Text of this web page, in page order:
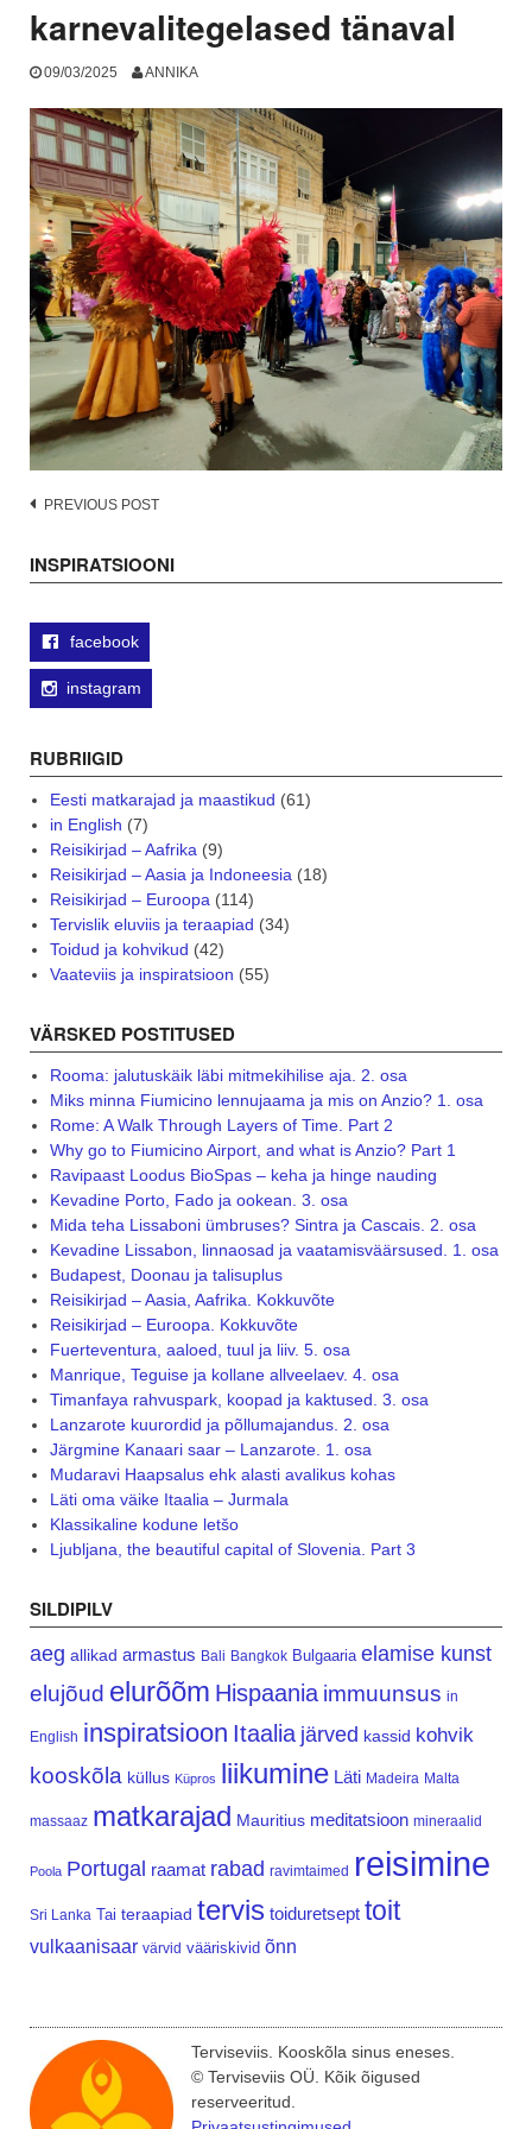
karnevalitegelased tänaval
09/03/2025 ANNIKA
Post
PREVIOUS POST
INSPIRATSIOONI
facebook
instagram
RUBRIIGID
Eesti matkarajad ja maastikud (61)
in English (7)
Reisikirjad – Aafrika (9)
Reisikirjad – Aasia ja Indoneesia (18)
Reisikirjad – Euroopa (114)
Tervislik eluviis ja teraapiad (34)
Toidud ja kohvikud (42)
Vaateviis ja inspiratsioon (55)
VÄRSKED POSTITUSED
Rooma: jalutuskäik läbi mitmekihilise aja. 2. osa
Miks minna Fiumicino lennujaama ja mis on Anzio? 1. osa
Rome: A Walk Through Layers of Time. Part 2
Why go to Fiumicino Airport, and what is Anzio? Part 1
Ravipaast Loodus BioSpas – keha ja hinge nauding
Kevadine Porto, Fado ja ookean. 3. osa
Mida teha Lissaboni ümbruses? Sintra ja Cascais. 2. osa
Kevadine Lissabon, linnaosad ja vaatamisväärsused. 1. osa
Budapest, Doonau ja talisuplus
Reisikirjad – Aasia, Aafrika. Kokkuvõte
Reisikirjad – Euroopa. Kokkuvõte
Fuerteventura, aaloed, tuul ja liiv. 5. osa
Manrique, Teguise ja kollane allveelaev. 4. osa
Timanfaya rahvuspark, koopad ja kaktused. 3. osa
Lanzarote kuurordid ja põllumajandus. 2. osa
Järgmine Kanaari saar – Lanzarote. 1. osa
Mudaravi Haapsalus ehk alasti avalikus kohas
Läti oma väike Itaalia – Jurmala
Klassikaline kodune letšo
Ljubljana, the beautiful capital of Slovenia. Part 3
SILDIPILV
aeg allikad armastus Bali Bangkok Bulgaaria elamise kunst
elujõud elurõõm Hispaania immuunsus in
English inspiratsioon Itaalia järved kassid kohvik
kooskõla küllus Küpros liikumine Läti Madeira Malta
massaaz matkarajad Mauritius meditatsioon mineraalid
Poola Portugal raamat rabad ravimtaimed reisimine
Sri Lanka Tai teraapiad tervis toiduretsept toit
vulkaanisaar värvid vääriskivid õnn
Terviseviis. Kooskõla sinus eneses.
© Terviseviis OÜ. Kõik õigused
reserveeritud.